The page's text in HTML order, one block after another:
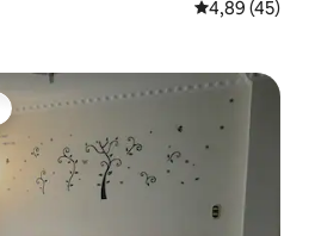
4,89 de uma
4,89 (45)